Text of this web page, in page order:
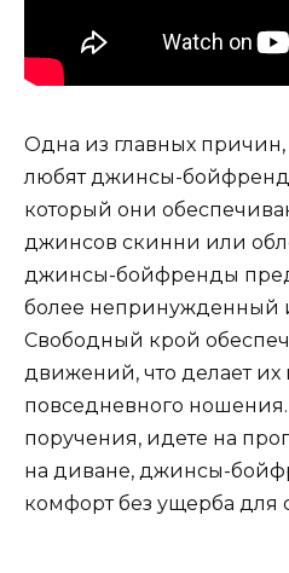
Одна из главных
любят джинсы-
который они
джинсов скинни или
джинсы-бойфренды
более непринужденный
Свободный крой
движений, что делает
повседневного
поручения, идете на
на диване, джинсы-
комфорт без ущерба для